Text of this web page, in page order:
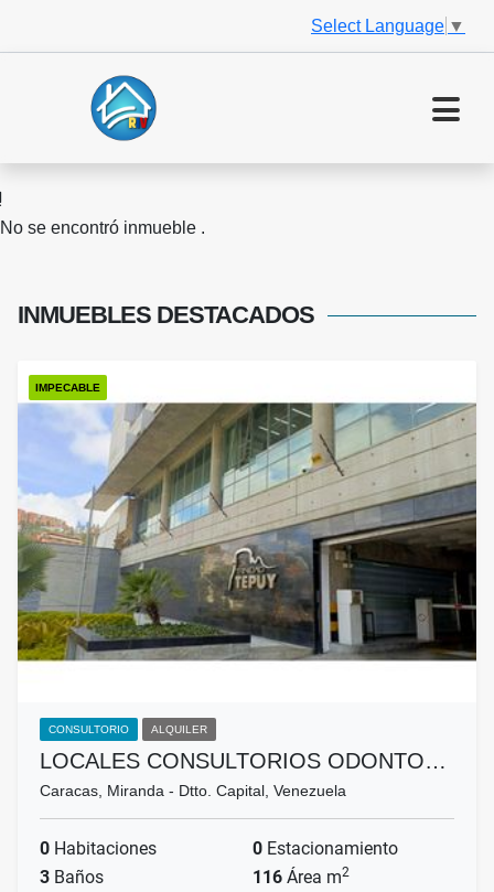
Select Language ▼
No se encontró inmueble .
INMUEBLES DESTACADOS
IMPECABLE
CONSULTORIO ALQUILER
LOCALES CONSULTORIOS ODONTO…
Caracas, Miranda - Dtto. Capital, Venezuela
0 Habitaciones 0 Estacionamiento
3 Baños 116 Área m2